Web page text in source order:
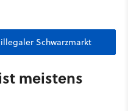
Schwarzmarkt
meistens